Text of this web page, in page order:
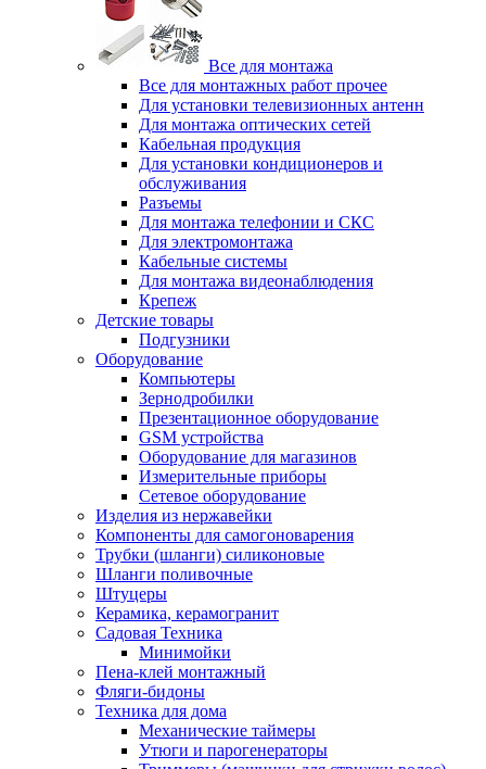
Все для монтажа
Все для монтажных работ прочее
Для установки телевизионных антенн
Для монтажа оптических сетей
Кабельная продукция
Для установки кондиционеров и
обслуживания
Разъемы
Для монтажа телефонии и СКС
Для электромонтажа
Кабельные системы
Для монтажа видеонаблюдения
Крепеж
Детские товары
Подгузники
Оборудование
Компьютеры
Зернодробилки
Презентационное оборудование
GSM устройства
Оборудование для магазинов
Измерительные приборы
Сетевое оборудование
Изделия из нержавейки
Компоненты для самогоноварения
Трубки (шланги) силиконовые
Шланги поливочные
Штуцеры
Керамика, керамогранит
Садовая Техника
Минимойки
Пена-клей монтажный
Фляги-бидоны
Техника для дома
Механические таймеры
Утюги и парогенераторы